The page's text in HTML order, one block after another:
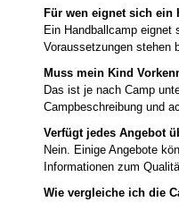
Für wen eignet sich ein
Ein Handballcamp eignet
Voraussetzungen stehen
Muss mein Kind
Das ist je nach Camp
Campbeschreibung und
Verfügt jedes Angebot
Nein. Einige Angebote
Informationen zum
Wie vergleiche ich die